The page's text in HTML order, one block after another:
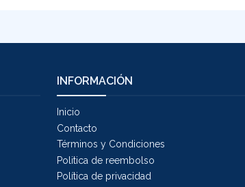
INFORMACIÓN
Inicio
Contacto
Términos y Condiciones
Politica de reembolso
Política de privacidad